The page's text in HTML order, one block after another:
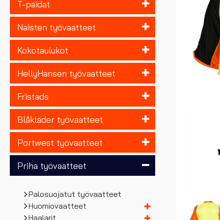
T-paidat
Naisten työvaatteet
Kokotaulukot
HellyHansen työvaatteet
Fristads
Blåkläder työvaatteet
Portwest työvaatteet
Priha työvaatteet
Palosuojatut työvaatteet
Huomiovaatteet
Haalarit